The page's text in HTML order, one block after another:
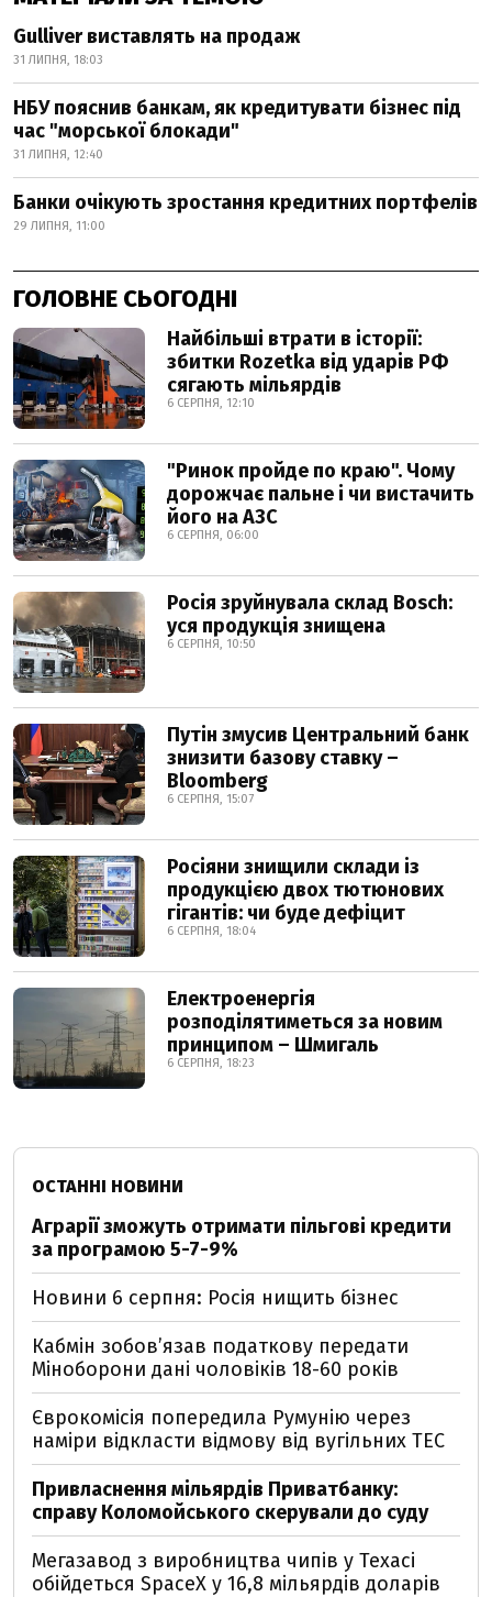
Gulliver виставлять на продаж
31 ЛИПНЯ, 18:03
НБУ пояснив банкам, як кредитувати бізнес під
час "морської блокади"
31 ЛИПНЯ, 12:40
Банки очікують зростання кредитних портфелів
29 ЛИПНЯ, 11:00
ГОЛОВНЕ СЬОГОДНІ
Найбільші втрати в історії:
збитки Rozetka від ударів РФ
сягають мільярдів
6 СЕРПНЯ, 12:10
"Ринок пройде по краю". Чому
дорожчає пальне і чи вистачить
його на АЗС
6 СЕРПНЯ, 06:00
Росія зруйнувала склад Bosch:
уся продукція знищена
6 СЕРПНЯ, 10:50
Путін змусив Центральний банк
знизити базову ставку –
Bloomberg
6 СЕРПНЯ, 15:07
Росіяни знищили склади із
продукцією двох тютюнових
гігантів: чи буде дефіцит
6 СЕРПНЯ, 18:04
Електроенергія
розподілятиметься за новим
принципом – Шмигаль
6 СЕРПНЯ, 18:23
ОСТАННІ НОВИНИ
Аграрії зможуть отримати пільгові кредити
за програмою 5-7-9%
Новини 6 серпня: Росія нищить бізнес
Кабмін зобовʼязав податкову передати
Міноборони дані чоловіків 18-60 років
Єврокомісія попередила Румунію через
наміри відкласти відмову від вугільних ТЕС
Привласнення мільярдів Приватбанку:
справу Коломойського скерували до суду
Мегазавод з виробництва чипів у Техасі
обійдеться SpaceX у 16,8 мільярдів доларів